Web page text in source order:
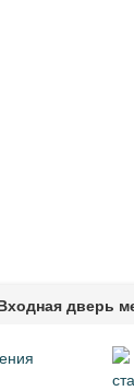
дверь